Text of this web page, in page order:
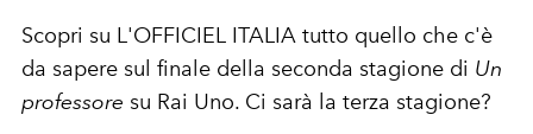
Scopri su L'OFFICIEL ITALIA tutto quello che c'è
da sapere sul finale della seconda stagione di Un
professore su Rai Uno. Ci sarà la terza stagione?